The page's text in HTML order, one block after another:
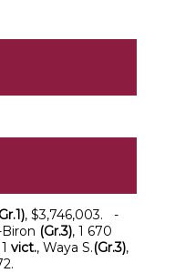
, $3,746,003. -
(Gr.3), 1 670
vict., Waya S.(Gr.3),